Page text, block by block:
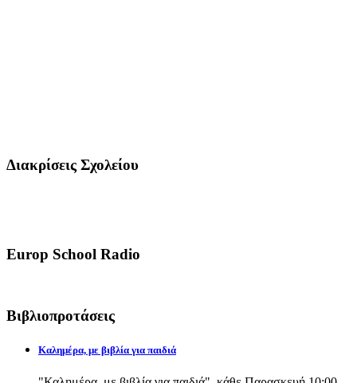
Διακρίσεις Σχολείου
Europ School Radio
Βιβλιοπροτάσεις
Καλημέρα, με βιβλία για παιδιά